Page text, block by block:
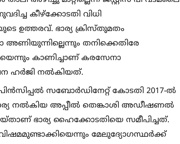
കീഴ്ക്കോടതി വിധി
ഉത്തരവ്. ഭാര്യ ക്രിസ്തുമതം
തനിക്കെതിരേ
കാണിച്ചാണ് കരസേനാ
ഹർജി നല്‍കിയത്.
സബോർഡിനേറ്റ് കോടതി 2017-ല്‍
നല്‍കിയ അപ്പീല്‍ തെങ്കാശി അഡീഷണല്‍
ഭാര്യ ഹൈക്കോടതിയെ സമീപിച്ചത്.
മേലുദ്യോഗസ്ഥർക്ക്